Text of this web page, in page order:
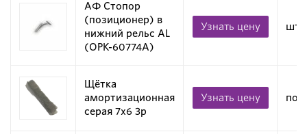
АФ Стопор
(позиционер) в
нижний рельс AL
(OPK-60774A)
Узнать цену шт
Щётка
амортизационная
серая 7х6 3p
Узнать цену